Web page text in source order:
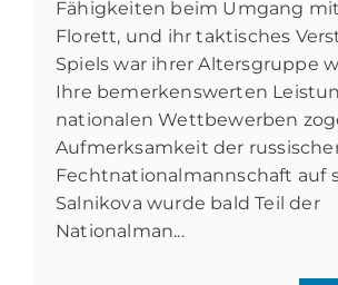
Fähigkeiten beim Umgang
Florett, und ihr taktisches
Spiels war ihrer Altersgruppe
Ihre bemerkenswerten
nationalen Wettbewerben
Aufmerksamkeit der
Fechtnationalmannschaft auf
Salnikova wurde bald Teil der
Nationalman...